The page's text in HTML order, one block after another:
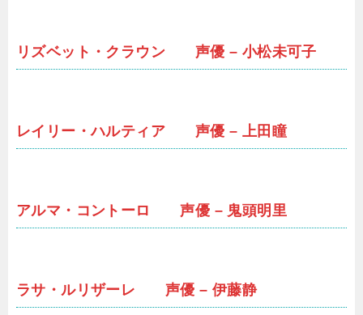
リズベット・クラウン 声優 – 小松未可子
レイリー・ハルティア 声優 – 上田瞳
アルマ・コントーロ 声優 – 鬼頭明里
ラサ・ルリザーレ 声優 – 伊藤静